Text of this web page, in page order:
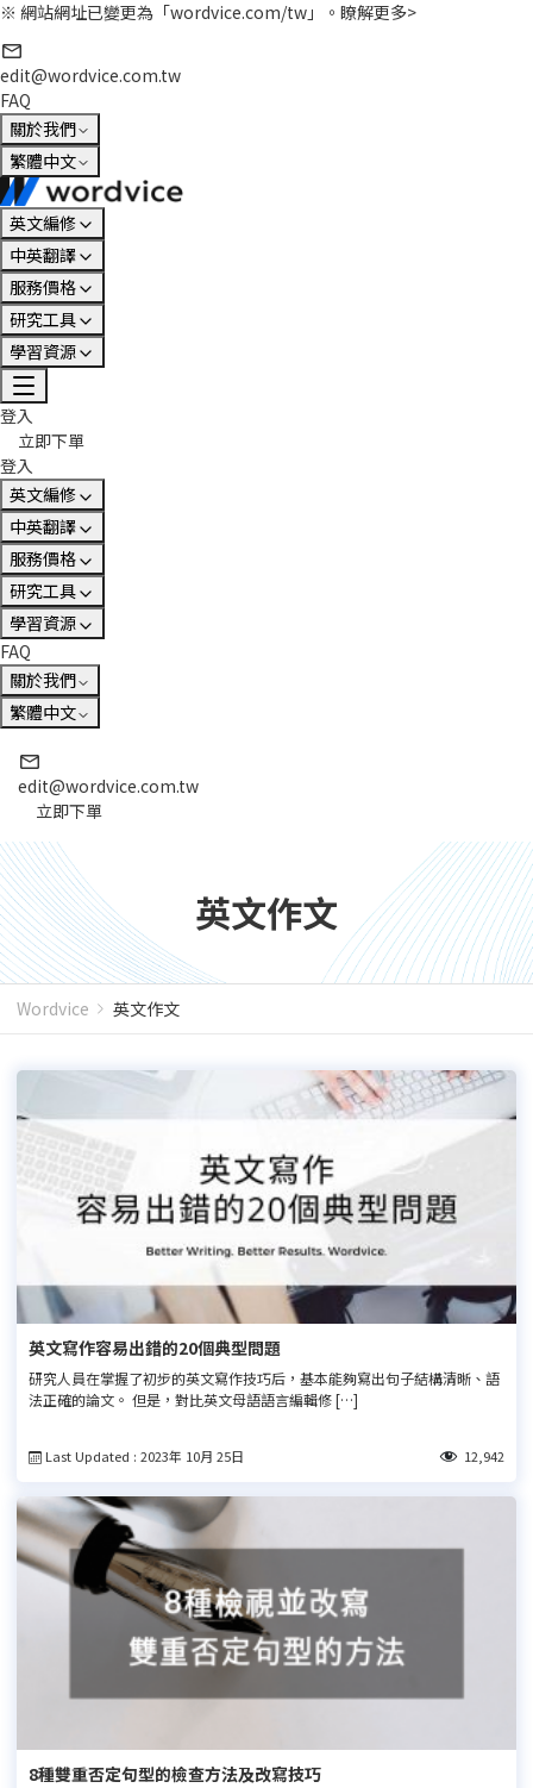
※ 網站網址已變更為「wordvice.com/tw」。 瞭解更多>
edit@wordvice.com.tw
FAQ
關於我們
繁體中文
英文編修
中英翻譯
服務價格
研究工具
學習資源
登入
立即下單
登入
英文編修
中英翻譯
服務價格
研究工具
學習資源
FAQ
關於我們
繁體中文
edit@wordvice.com.tw
立即下單
英文作文
Wordvice 英文作文
英文寫作容易出錯的20個典型問題
研究人員在掌握了初步的英文寫作技巧后，基本能夠寫出句子結構清晰、語
法正確的論文。 但是，對比英文母語語言編輯修 […]
Last Updated : 2023年 10月 25日 12,942
8種雙重否定句型的檢查方法及改寫技巧